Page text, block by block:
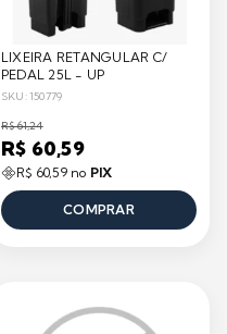
LIXEIRA RETANGULAR C/
PEDAL 25L - UP
SKU: 150779
R$ 61,24
R$ 60,59
R$ 60,59 no PIX
COMPRAR